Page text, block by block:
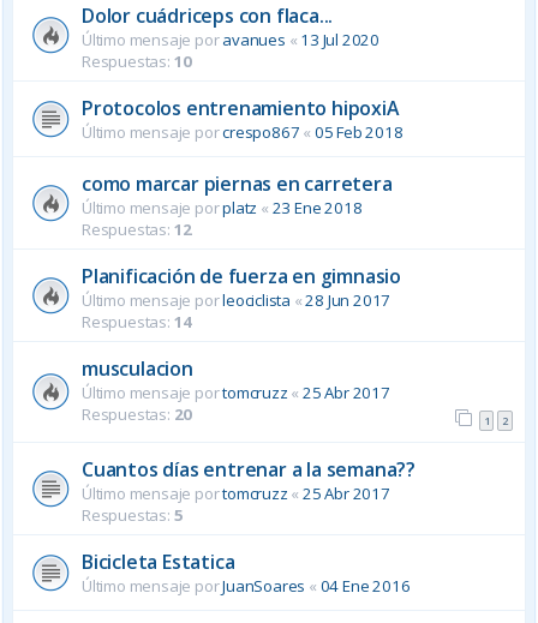
Dolor cuádriceps con flaca...
Último mensaje poravanues « 13 Jul 2020
Respuestas: 10
Protocolos entrenamiento hipoxiA
Último mensaje porcrespo867 « 05 Feb 2018
como marcar piernas en carretera
Último mensaje porplatz « 23 Ene 2018
Respuestas: 12
Planificación de fuerza en gimnasio
Último mensaje porleociclista «28 Jun 2017
Respuestas: 14
musculacion
Último mensaje portomcruzz «25 Abr 2017
Respuestas: 20 1 2
Cuantos días entrenar a la semana??
Último mensaje portomcruzz «25 Abr 2017
Respuestas: 5
Bicicleta Estatica
Último mensaje porJuanSoares « 04 Ene 2016